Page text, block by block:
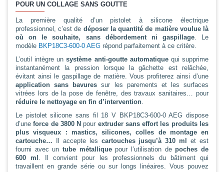
POUR UN COLLAGE SANS GOUTTE
La première qualité d’un pistolet à silicone électrique
professionnel, c’est de déposer la quantité de matière voulue là
où on le souhaite, sans débordement ni gaspillage. Le
modèle BKP18C3-600-0 AEG répond parfaitement à ce critère.
L’outil intègre unsystème anti-goutte automatiquequi supprime
instantanément la pression lorsque la gâchette est relâchée,
évitant ainsi le gaspillage de matière. Vous profiterez ainsi d’une
application sans bavuressur les parements et les surfaces
vitrées lors de la pose de fenêtre, des travaux sanitaires… pour
réduire le nettoyage en fin d’intervention.
Le pistolet silicone sans fil 18 V BKP18C3-600-0 AEG dispose
d’une force de 3800 N pour extruder sans effort les produits les
plus visqueux
: mastics, silicones, colles de montage en
cartouche…
Il accepte les cartouches jusqu’à 310 ml
et est
fourni avec un tube métalliquepour l’utilisation depoches de
600 ml . Il convient pour les professionnels du bâtiment qui
travaillent en grande série ou sur longs linéaires. Vous pouvez